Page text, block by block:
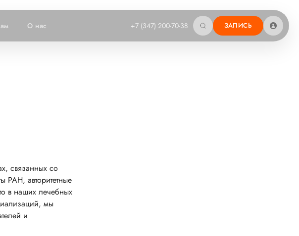
О нас +7 (347) 200-70-38 ЗАПИСЬ
связанных со
РАН, авторитетные
в наших лечебных
мы
и